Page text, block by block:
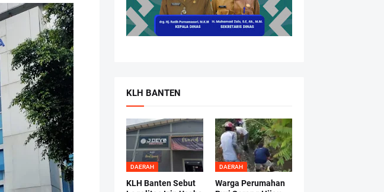
KLH BANTEN
DAERAH
KLH Banten Sebut
DAERAH
Warga Perumahan